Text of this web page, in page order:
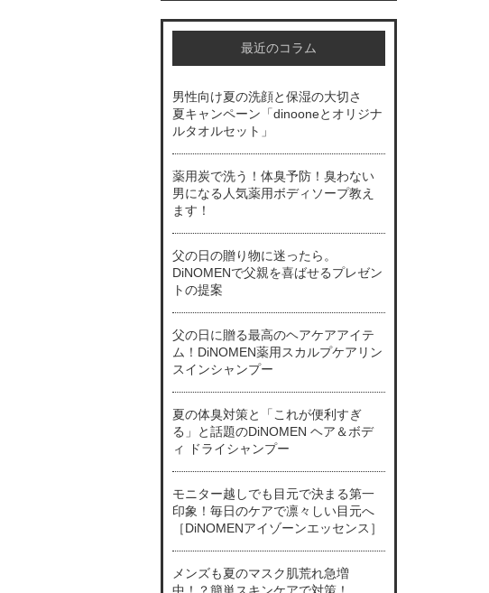
最近のコラム
男性向け夏の洗顔と保湿の大切さ
夏キャンペーン「dinooneとオリジナ
ルタオルセット」
薬用炭で洗う！体臭予防！臭わない
男になる人気薬用ボディソープ教え
ます！
父の日の贈り物に迷ったら。
DiNOMENで父親を喜ばせるプレゼン
トの提案
父の日に贈る最高のヘアケアアイテ
ム！DiNOMEN薬用スカルプケアリン
スインシャンプー
夏の体臭対策と「これが便利すぎ
る」と話題のDiNOMEN ヘア＆ボデ
ィ ドライシャンプー
モニター越しでも目元で決まる第一
印象！毎日のケアで凛々しい目元へ
［DiNOMENアイゾーンエッセンス］
メンズも夏のマスク肌荒れ急増
中！？簡単スキンケアで対策！